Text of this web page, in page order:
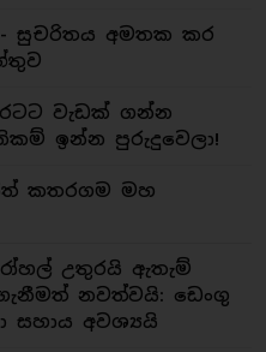
සුචරිතය අමතක කර
වැඩක් ගන්න
ඉන්න පුරුදුවෙලා!
කතරගම මහ
උතුරයි ඇතැම්
නවත්වයි: ඩෙංගු
සහාය අවශ්‍යයි